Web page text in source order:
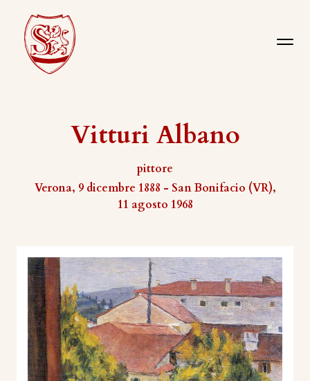
Vitturi Albano
pittore
Verona, 9 dicembre 1888 - San Bonifacio (VR),
11 agosto 1968